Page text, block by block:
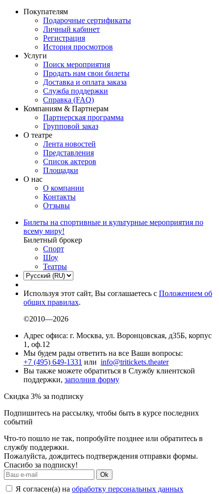
Покупателям
Подарочные сертификаты
Личный кабинет
Регистрация
История просмотров
Услуги
Поиск мероприятия
Продать нам свои билеты
Доставка и оплата заказа
Служба поддержки
Справка (FAQ)
Компаниям & Партнерам
Партнерская программа
Групповой заказ
О театре
Лента новостей
Представления
Список актеров
Площадки
О нас
О компании
Контакты
Отзывы
Билеты на спортивные и культурные мероприятия по
всему миру!
Билетный брокер
Спорт
Шоу
Театры
Используя этот сайт, Вы соглашаетесь с Положением об
общих правилах.
©2010—2026
Адрес офиса: г. Москва, ул. Воронцовская, д35Б, корпус
1, оф.12
Мы будем рады ответить на все Ваши вопросы:
+7 (495) 649-1331 или info@tritickets.theater
Вы также можете обратиться в Службу клиентской
поддержки, заполнив форму
Скидка 3% за подписку
Подпишитесь на рассылку, чтобы быть в курсе последних
событий
Что-то пошло не так, попробуйте позднее или обратитесь в
службу поддержки.
Пожалуйста, дождитесь подтверждения отправки формы.
Спасибо за подписку!
Ok
Я согласен(а) на обработку персональных данных